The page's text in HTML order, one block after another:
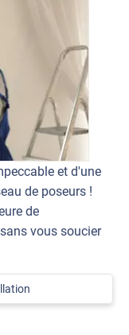
et d'une
de poseurs !
de
vous soucier